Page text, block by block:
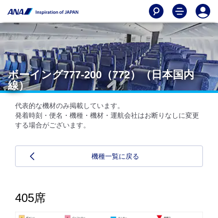
ボーイング777-200（772）（日本国内
線）
代表的な機材のみ掲載しています。
発着時刻・便名・機種・機材・運航会社はお断りなしに変更
する場合がございます。
機種一覧に戻る
405席